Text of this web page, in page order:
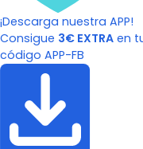
¡Descarga nuestra APP!
Consigue 3€ EXTRA en
código APP-FB